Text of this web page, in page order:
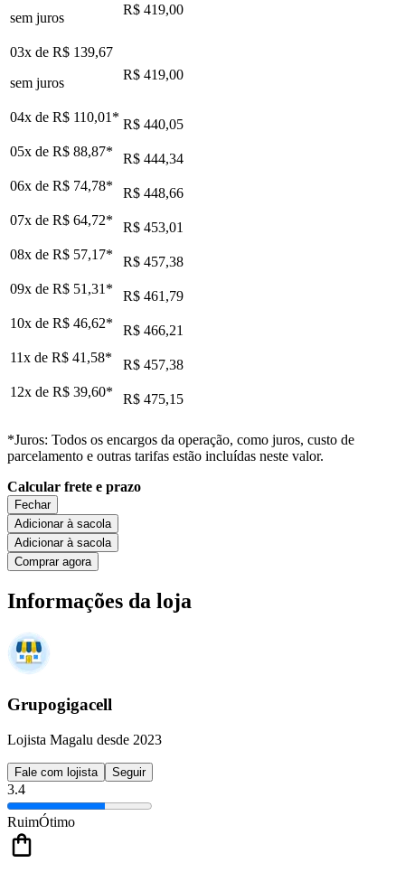
sem juros
R$ 419,00
03x de R$ 139,67
sem juros
R$ 419,00
04x de R$ 110,01 * R$ 440,05
05x de R$ 88,87*
R$ 444,34
06x de R$ 74,78*
R$ 448,66
07x de R$ 64,72*
R$ 453,01
08x de R$ 57,17*
R$ 457,38
09x de R$ 51,31 *
R$ 461,79
10x de R$ 46,62*
R$ 466,21
11x de R$ 41,58*
R$ 457,38
12x de R$ 39,60* R$ 475,15
*Juros: Todos os encargos da operação, como juros, custo de
parcelamento e outras tarifas estão incluídas neste valor.
Calcular frete e prazo
Fechar
Adicionar à sacola
Adicionar à sacola
Comprar agora
Informações da loja
Grupogigacell
Lojista Magalu desde 2023
Fale com lojista Seguir
3.4
RuimÓtimo